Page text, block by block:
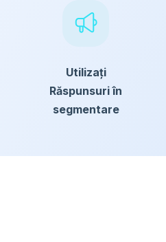
Utilizați
Răspunsuri în
segmentare